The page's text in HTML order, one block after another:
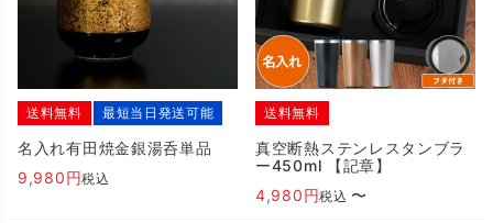
送料無料 最短当日発送可能
名入れ有田焼金銀湯呑単品
9,980
税込
送料無料
真空断熱ステンレスタンブラ
ー450ml 【記章】
4,980
税込 〜